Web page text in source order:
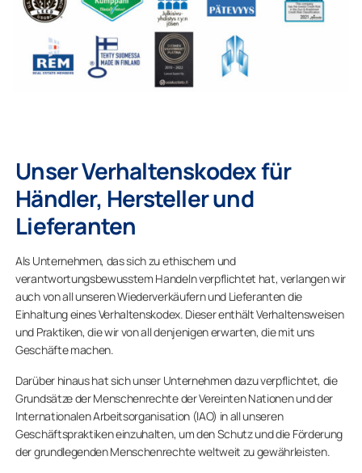
Unser Verhaltenskodex für
Händler, Hersteller und
Lieferanten
Als Unternehmen, das sich zu ethischem und
verantwortungsbewusstem Handeln verpflichtet hat, verlangen wir
auch von all unseren Wiederverkäufern und Lieferanten die
Einhaltung eines Verhaltenskodex. Dieser enthält Verhaltensweisen
und Praktiken, die wir von all denjenigen erwarten, die mit uns
Geschäfte machen.
Darüber hinaus hat sich unser Unternehmen dazu verpflichtet, die
Grundsätze der Menschenrechte der Vereinten Nationen und der
Internationalen Arbeitsorganisation (IAO) in all unseren
Geschäftspraktiken einzuhalten, um den Schutz und die Förderung
der grundlegenden Menschenrechte weltweit zu gewährleisten.